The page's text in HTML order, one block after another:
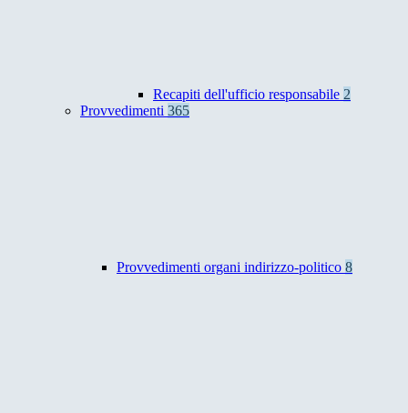
Recapiti dell'ufficio responsabile 2
Provvedimenti 365
Provvedimenti organi indirizzo-politico 8